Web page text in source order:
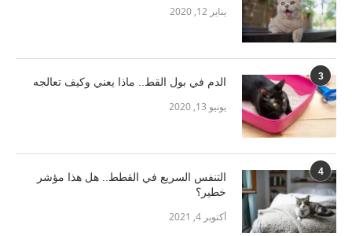
يناير 12, 2020
3 الدم في بول القط.. ماذا يعني وكيف تعالجه
يونيو 13, 2020
4
التنفس السريع في القطط.. هل هذا مؤشر
خطير؟
أكتوبر 4, 2021